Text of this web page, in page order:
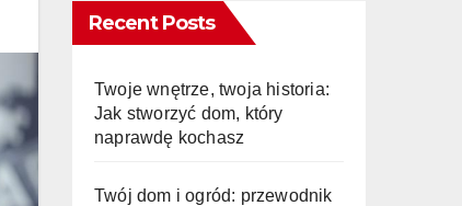
Recent Posts
Twoje wnętrze, twoja historia:
Jak stworzyć dom, który
naprawdę kochasz
Twój dom i ogród: przewodnik